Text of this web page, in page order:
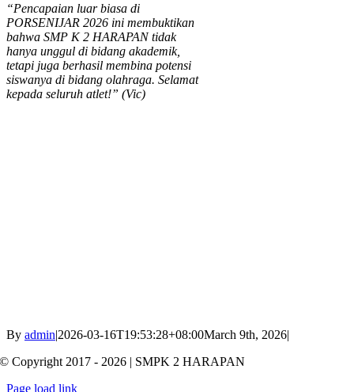
“Pencapaian luar biasa di
PORSENIJAR 2026 ini membuktikan
bahwa SMP K 2 HARAPAN tidak
hanya unggul di bidang akademik,
tetapi juga berhasil membina potensi
siswanya di bidang olahraga. Selamat
kepada seluruh atlet!” (Vic)
By admin|2026-03-16T19:53:28+08:00March 9th, 2026|
© Copyright 2017 - 2026 | SMPK 2 HARAPAN
Page load link